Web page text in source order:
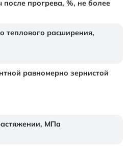
прогрева, %, не более
теплового расширения,
равномерно зернистой
МПа